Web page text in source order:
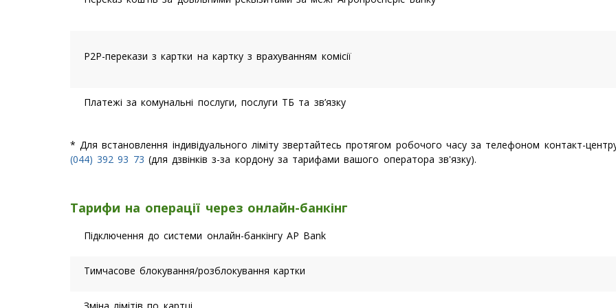
P2P-перекази з картки на картку з врахуванням комісії
Платежі за комунальні послуги, послуги ТБ та зв’язку
* Для встановлення індивідуального ліміту звертайтесь протягом робочого часу за телефоном контакт-
(044) 392 93 73 (для дзвінків з-за кордону за тарифами вашого оператора зв'язку).
Тарифи на операції через онлайн-банкінг
Підключення до системи онлайн-банкінгу AP Bank
Тимчасове блокування/розблокування картки